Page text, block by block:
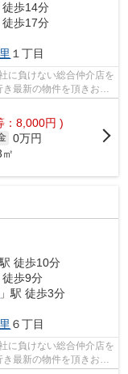
徒歩14分
徒歩17分
１丁目
に負けない総合仲介店を
最新の物件を頂きお客
：8,000円 )
0万円
駅 徒歩10分
徒歩9分
」駅 徒歩3分
６丁目
に負けない総合仲介店を
最新の物件を頂きお客